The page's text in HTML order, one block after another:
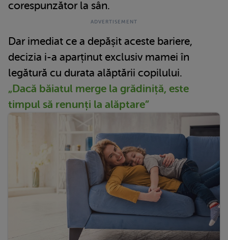
corespunzător la sân.
Dar imediat ce a depășit aceste bariere,
decizia i-a aparținut exclusiv mamei în
legătură cu durata alăptării copilului.
„Dacă băiatul merge la grădiniță, este
timpul să renunți la alăptare”